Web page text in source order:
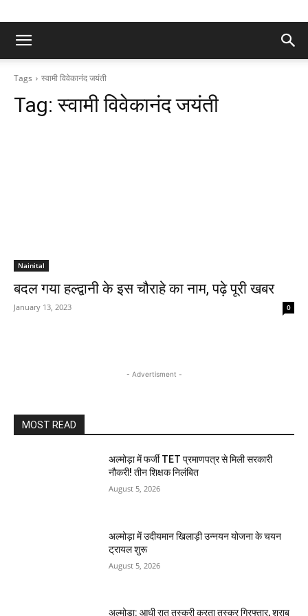
Tags स्वामी विवेकानंद जयंती
Tag:स्वामी विवेकानंद जयंती
Nainital
बदल गया हल्द्वानी के इस चौराहे का नाम, पढ़े पूरी खबर
January 13, 2023 0
- Advertisment -
MOST READ
अल्मोड़ा में फर्जी TET प्रमाणपत्र से मिली सरकारी
नौकरी! तीन शिक्षक निलंबित
August 5, 2026
अल्मोड़ा में उदीयमान खिलाड़ी उन्नयन योजना के चयन
ट्रायल शुरू
August 5, 2026
अल्मोड़ा: आधी रात तस्करी करता तस्कर​ गिरफ्तार, शराब